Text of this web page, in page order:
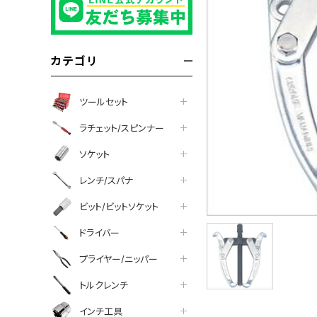
カテゴリ
ツールセット
ラチェット/スピンナー
ソケット
レンチ/スパナ
ビット/ビットソケット
ドライバー
プライヤー/ニッパー
トルクレンチ
インチ工具